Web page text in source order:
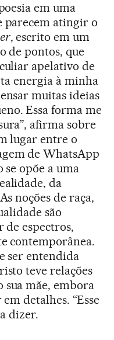
em uma
parecem atingir o
, escrito em um
de pontos, que
apelativo de
energia à minha
muitas ideias
Essa forma me
afirma sobre
lugar entre o
de WhatsApp
opõe a uma
da
noções de raça,
são
de espectros,
contemporânea.
ser entendida
teve relações
sua mãe, embora
detalhes. “Esse
dizer.